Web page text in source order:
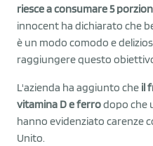
riesce a consumare 5
innocent ha dichiarato che
è un modo comodo e
raggiungere questo
L'azienda ha aggiunto che il
vitamina D e ferrodopo che
hanno evidenziato carenze
Unito.